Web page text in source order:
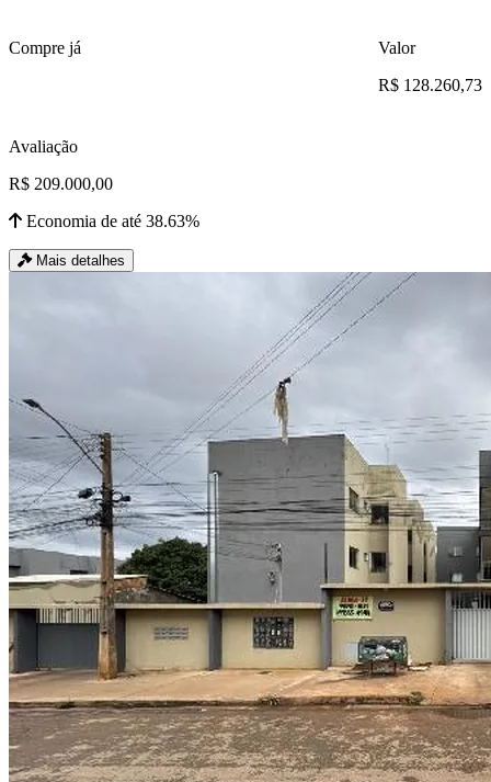
Compre já
Valor
R$ 128.260,73
Avaliação
R$ 209.000,00
Economia de até 38.63%
Mais detalhes